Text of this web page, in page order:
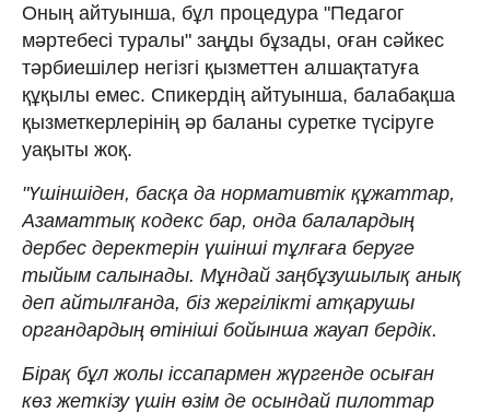
Оның айтуынша, бұл процедура "Педагог
мәртебесі туралы" заңды бұзады, оған сәйкес
тәрбиешілер негізгі қызметтен алшақтатуға
құқылы емес. Спикердің айтуынша, балабақша
қызметкерлерінің әр баланы суретке түсіруге
уақыты жоқ.
"Үшіншіден, басқа да нормативтік құжаттар,
Азаматтық кодекс бар, онда балалардың
дербес деректерін үшінші тұлғаға беруге
тыйым салынады. Мұндай заңбұзушылық анық
деп айтылғанда, біз жергілікті атқарушы
органдардың өтініші бойынша жауап бердік.
Бірақ бұл жолы іссапармен жүргенде осыған
көз жеткізу үшін өзім де осындай пилоттар